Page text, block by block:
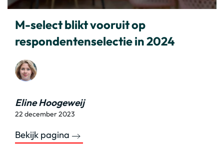
M-select blikt vooruit op
respondentenselectie in 2024
Eline Hoogeweij
22 december 2023
Bekijk pagina